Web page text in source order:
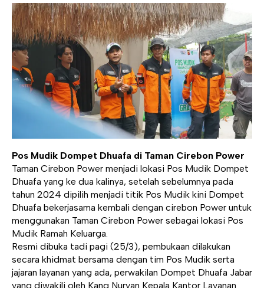
Pos Mudik Dompet Dhuafa di Taman Cirebon Power
Taman Cirebon Power menjadi lokasi Pos Mudik Dompet
Dhuafa yang ke dua kalinya, setelah sebelumnya pada
tahun 2024 dipilih menjadi titik Pos Mudik kini Dompet
Dhuafa bekerjasama kembali dengan cirebon Power untuk
menggunakan Taman Cirebon Power sebagai lokasi Pos
Mudik Ramah Keluarga.
Resmi dibuka tadi pagi (25/3), pembukaan dilakukan
secara khidmat bersama dengan tim Pos Mudik serta
jajaran layanan yang ada, perwakilan Dompet Dhuafa Jabar
yang diwakili oleh Kang Nuryan Kepala Kantor Layanan